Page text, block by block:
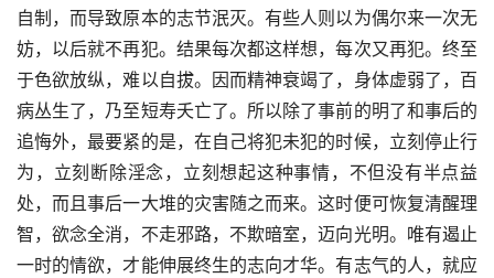
自制，而导致原本的志节泯灭。有些人则以为偶尔来一次无
妨，以后就不再犯。结果每次都这样想，每次又再犯。终至
于色欲放纵，难以自拔。因而精神衰竭了，身体虚弱了，百
病丛生了，乃至短寿夭亡了。所以除了事前的明了和事后的
追悔外，最要紧的是，在自己将犯未犯的时候，立刻停止行
为，立刻断除淫念，立刻想起这种事情，不但没有半点益
处，而且事后一大堆的灾害随之而来。这时便可恢复清醒理
智，欲念全消，不走邪路，不欺暗室，迈向光明。唯有遏止
一时的情欲，才能伸展终生的志向才华。有志气的人，就应